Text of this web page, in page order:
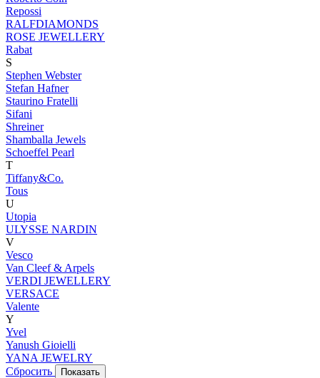
Repossi
RALFDIAMONDS
ROSE JEWELLERY
Rabat
S
Stephen Webster
Stefan Hafner
Staurino Fratelli
Sifani
Shreiner
Shamballa Jewels
Schoeffel Pearl
T
Tiffany&Co.
Tous
U
Utopia
ULYSSE NARDIN
V
Vesco
Van Cleef & Arpels
VERDI JEWELLERY
VERSACE
Valente
Y
Yvel
Yanush Gioielli
YANA JEWELRY
Сбросить
Показать